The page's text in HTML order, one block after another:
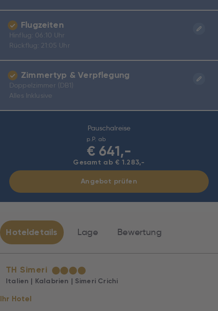
Pauschalreise
p.P. ab
€ 641,-
Gesamt ab € 1.283,-
Angebot prüfen
Flugzeiten
Hinflug: 06:10 Uhr
Rückflug: 21:05 Uhr
Zimmertyp & Verpflegung
Doppelzimmer (DB1)
Alles Inklusive
Hoteldetails Lage Bewertung
TH Simeri ★★★★
Italien | Kalabrien | Simeri Crichi
Ihr Hotel